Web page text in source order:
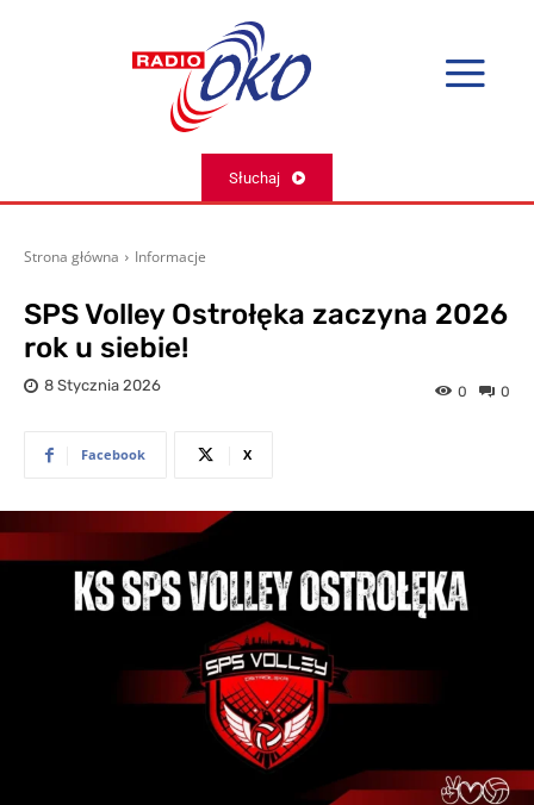
Słuchaj
Strona główna Informacje
SPS Volley Ostrołęka zaczyna 2026
rok u siebie!
8 Stycznia 2026 0
0
Facebook X